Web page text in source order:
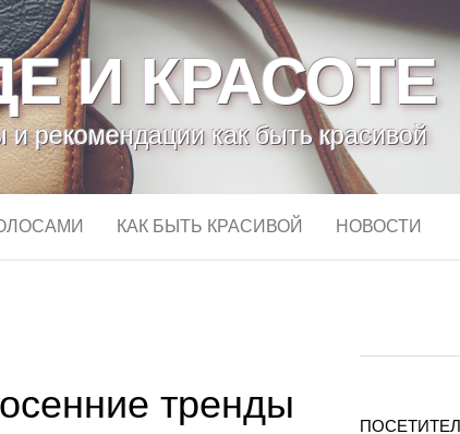
И КРАСОТЕ
рекомендации как быть красивой
КАК БЫТЬ КРАСИВОЙ НОВОСТИ
тренды